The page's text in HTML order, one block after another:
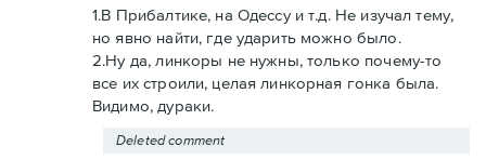
1.В Прибалтике, на Одессу и т.д. Не изучал тему,
но явно найти, где ударить можно было.
2.Ну да, линкоры не нужны, только почему-то
все их строили, целая линкорная гонка была.
Видимо, дураки.
Deleted comment